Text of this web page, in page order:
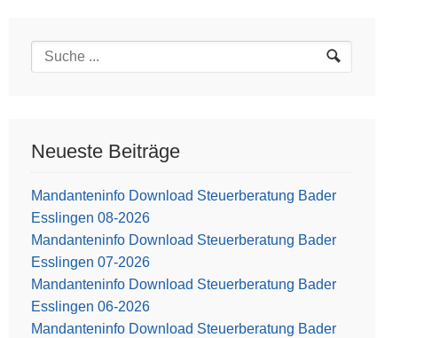
Neueste Beiträge
Mandanteninfo Download Steuerberatung Bader
Esslingen 08-2026
Mandanteninfo Download Steuerberatung Bader
Esslingen 07-2026
Mandanteninfo Download Steuerberatung Bader
Esslingen 06-2026
Mandanteninfo Download Steuerberatung Bader